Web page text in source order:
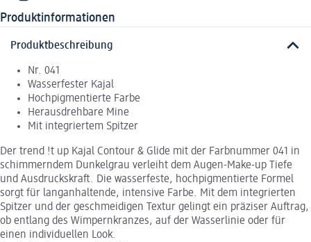
Produktinformationen
Produktbeschreibung
Nr. 041
Wasserfester Kajal
Hochpigmentierte Farbe
Herausdrehbare Mine
Mit integriertem Spitzer
Der trend !t up Kajal Contour & Glide mit der Farbnummer 041 in
schimmerndem Dunkelgrau verleiht dem Augen-Make-up Tiefe
und Ausdruckskraft. Die wasserfeste, hochpigmentierte Formel
sorgt für langanhaltende, intensive Farbe. Mit dem integrierten
Spitzer und der geschmeidigen Textur gelingt ein präziser Auftrag,
ob entlang des Wimpernkranzes, auf der Wasserlinie oder für
einen individuellen Look.